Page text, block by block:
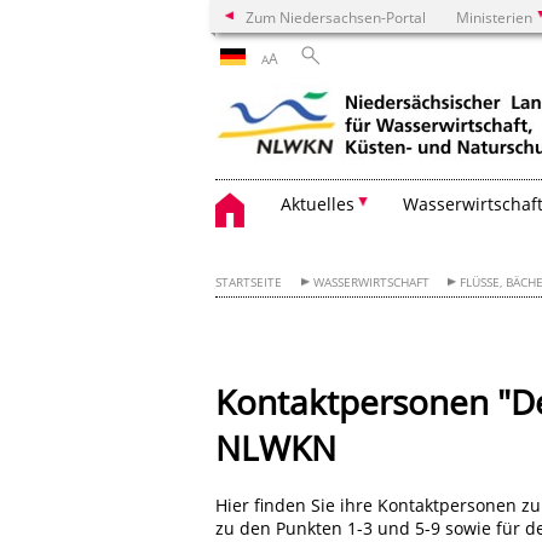
Zum Niedersachsen-Portal Ministerien
AA
Aktuelles Wasserwirtschaft
STARTSEITE WASSERWIRTSCHAFT FLÜSSE,
Kontaktpersonen
NLWKN
Hier finden Sie ihre Kontaktpersonen
zu den Punkten 1-3 und 5-9 sowie für